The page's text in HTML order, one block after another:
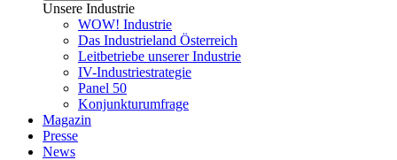
Unsere Industrie
WOW! Industrie
Das Industrieland Österreich
Leitbetriebe unserer Industrie
IV-Industriestrategie
Panel 50
Konjunkturumfrage
Magazin
Presse
News